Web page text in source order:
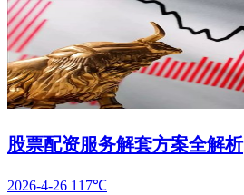
股票配资服务解套方案全解析
2026-4-26 117℃